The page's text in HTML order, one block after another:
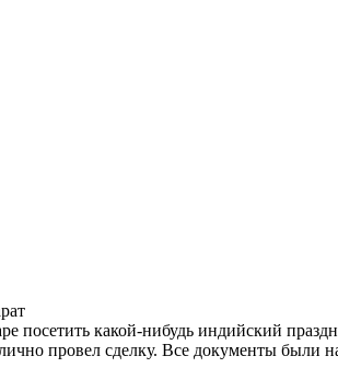
посетить какой-нибудь индийский
провел сделку. Все документы были